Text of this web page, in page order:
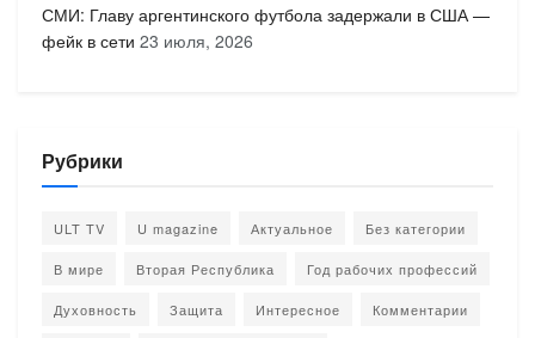
СМИ: Главу аргентинского футбола задержали в США —
фейк в сети 23 июля, 2026
Рубрики
ULT TV U magazine Актуальное Без категории
В мире Вторая Республика Год рабочих профессий
Духовность Защита Интересное Комментарии